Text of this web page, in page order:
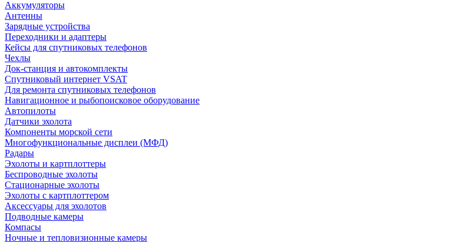
Аккумуляторы
Антенны
Зарядные устройства
Переходники и адаптеры
Кейсы для спутниковых телефонов
Чехлы
Док-станция и автокомплекты
Спутниковый интернет VSAT
Для ремонта спутниковых телефонов
Навигационное и рыбопоисковое оборудование
Автопилоты
Датчики эхолота
Компоненты морской сети
Многофункциональные дисплеи (МФД)
Радары
Эхолоты и картплоттеры
Беспроводные эхолоты
Стационарные эхолоты
Эхолоты с картплоттером
Аксессуары для эхолотов
Подводные камеры
Компасы
Ночные и тепловизионные камеры